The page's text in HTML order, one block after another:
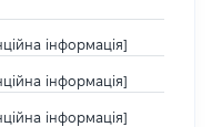
інформація]
інформація]
інформація]